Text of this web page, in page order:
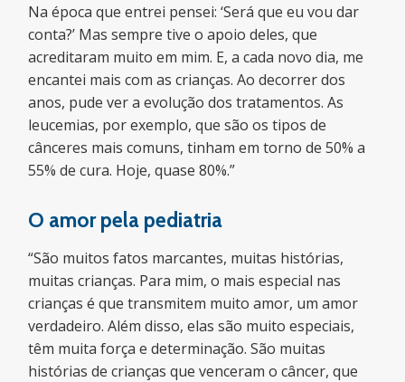
Na época que entrei pensei: ‘Será que eu vou dar
conta?’ Mas sempre tive o apoio deles, que
acreditaram muito em mim. E, a cada novo dia, me
encantei mais com as crianças. Ao decorrer dos
anos, pude ver a evolução dos tratamentos. As
leucemias, por exemplo, que são os tipos de
cânceres mais comuns, tinham em torno de 50% a
55% de cura. Hoje, quase 80%.”
O amor pela pediatria
“São muitos fatos marcantes, muitas histórias,
muitas crianças. Para mim, o mais especial nas
crianças é que transmitem muito amor, um amor
verdadeiro. Além disso, elas são muito especiais,
têm muita força e determinação. São muitas
histórias de crianças que venceram o câncer, que